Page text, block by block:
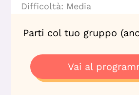
Difficoltà: Media
Parti col tuo gruppo
Vai al